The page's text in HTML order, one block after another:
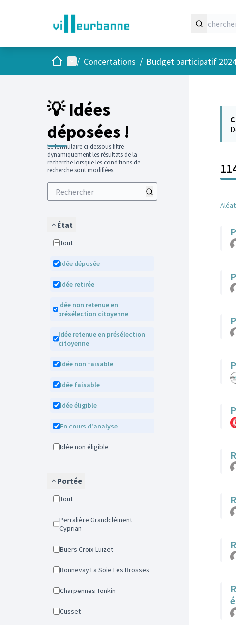
AccueilMenu principal
/ Concertations / Budget participatif
💡 Idées
déposées !
Le formulaire ci-dessous filtre
dynamiquement les résultats de la
recherche lorsque les conditions de
recherche sont modifiées.
État
Tout
Idée déposée
Idée retirée
Idée non retenue en
présélection citoyenne
Idée retenue en présélection
citoyenne
Idée non faisable
Idée faisable
Idée éligible
En cours d'analyse
Idée non éligible
Portée
Tout
Perralière Grandclément
Cyprian
Buers Croix-Luizet
Bonnevay La Soie Les Brosses
Charpennes Tonkin
Cusset